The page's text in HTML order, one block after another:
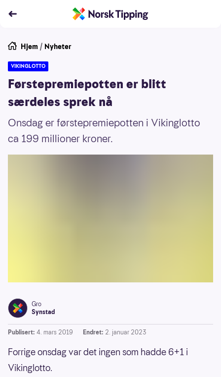
Hjem / Nyheter
VIKINGLOTTO
Førstepremiepotten er blitt
særdeles sprek nå
Onsdag er førstepremiepotten i Vikinglotto
ca 199 millioner kroner.
Gro
Synstad
Publisert: 4. mars 2019 Endret: 2. januar 2023
Forrige onsdag var det ingen som hadde 6+1 i
Vikinglotto.